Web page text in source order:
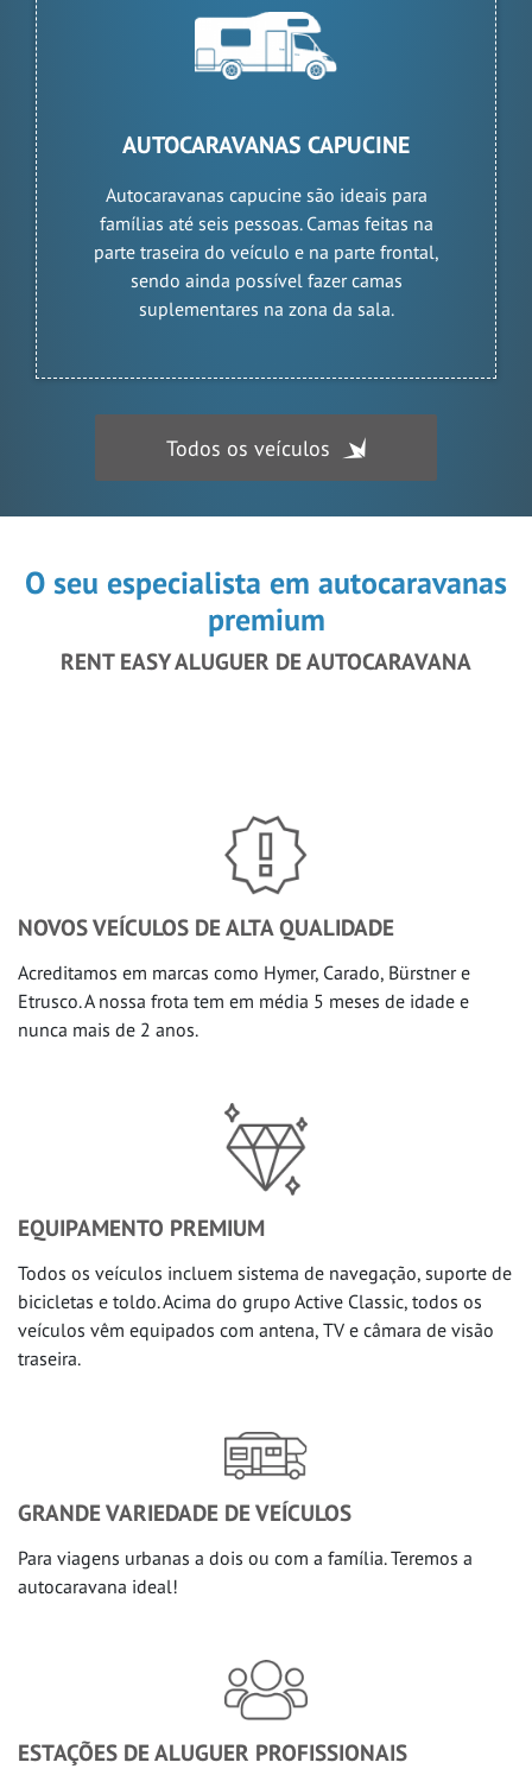
AUTOCARAVANAS CAPUCINE
Autocaravanas capucine são ideais para
famílias até seis pessoas. Camas feitas na
parte traseira do veículo e na parte frontal,
sendo ainda possível fazer camas
suplementares na zona da sala.
Todos os veículos
O seu especialista em autocaravanas
premium
RENT EASY ALUGUER DE AUTOCARAVANA
NOVOS VEÍCULOS DE ALTA QUALIDADE
Acreditamos em marcas como Hymer, Carado, Bürstner e
Etrusco. A nossa frota tem em média 5 meses de idade e
nunca mais de 2 anos.
EQUIPAMENTO PREMIUM
Todos os veículos incluem sistema de navegação, suporte de
bicicletas e toldo. Acima do grupo Active Classic, todos os
veículos vêm equipados com antena, TV e câmara de visão
traseira.
GRANDE VARIEDADE DE VEÍCULOS
Para viagens urbanas a dois ou com a família. Teremos a
autocaravana ideal!
ESTAÇÕES DE ALUGUER PROFISSIONAIS